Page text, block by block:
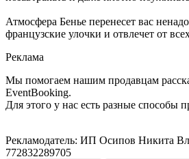
Атмосфера Бенье перенесет вас
французские улочки и отвлечет от
Реклама
Мы помогаем нашим продавцам
EventBooking.
Для этого у нас есть разные способы
Рекламодатель: ИП Осипов Никита
772832289705